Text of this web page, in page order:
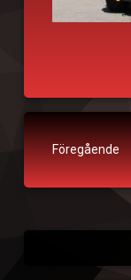
Fortsätt läsa
Föregående